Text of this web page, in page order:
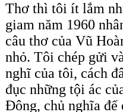
Thơ thì tôi ít lắm
giam năm 1960
câu thơ của Vũ
nhỏ. Tôi chép gửi
nghĩ của tôi, cách
đục những tội ác
Đông, chủ nghĩa